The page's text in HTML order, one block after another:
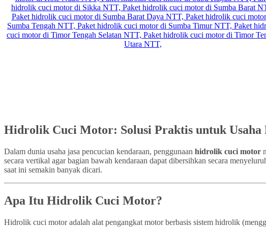
Hidrolik Cuci Motor: Solusi Praktis untuk Usaha
Dalam dunia usaha jasa pencucian kendaraan, penggunaan hidrolik cuci motor
secara vertikal agar bagian bawah kendaraan dapat dibersihkan secara
saat ini semakin banyak dicari.
Apa Itu Hidrolik Cuci Motor?
Hidrolik cuci motor adalah alat pengangkat motor berbasis sistem hidrolik